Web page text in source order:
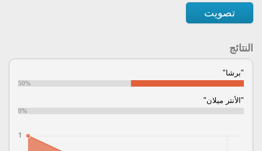
تصويت
النتائج
"برشا"
50%
"الأنتر ميلان"
0%